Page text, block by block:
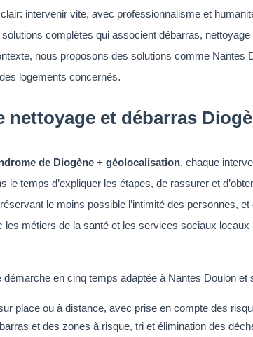
clair: intervenir vite, avec professionnalisme et
complètes qui associent débarras,
nous proposons des solutions comme
logements concernés.
nettoyage et débarras
de Diogène + géolocalisation, chaque
le temps d’expliquer les étapes, de rassurer et
le moins possible l’intimité des personnes,
les métiers de la santé et les services sociaux
démarche en cinq temps adaptée à Nantes Doulon et
place ou à distance, avec prise en compte des
et des zones à risque, tri et élimination des